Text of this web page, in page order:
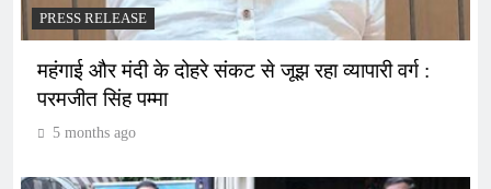
PRESS RELEASE
महंगाई और मंदी के दोहरे संकट से जूझ रहा व्यापारी वर्ग :
परमजीत सिंह पम्मा
5 months ago